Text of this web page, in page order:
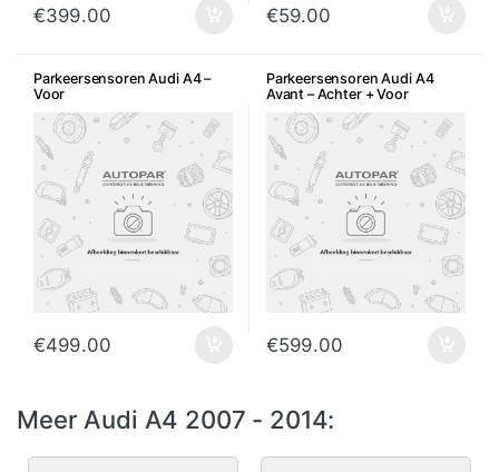
€399.00 €59.00
Parkeersensoren Audi A4 –
Voor
€499.00
Parkeersensoren Audi A4
Avant – Achter + Voor
€599.00
Meer Audi A4 2007 - 2014: